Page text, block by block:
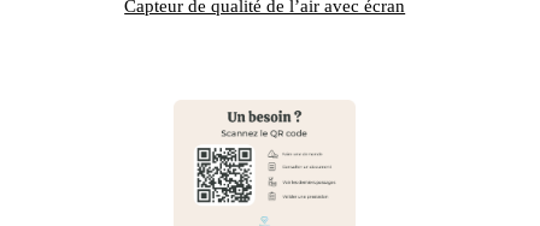
Capteur de qualité de l’air avec écran